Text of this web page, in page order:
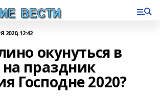
2020, 12:42
окунуться в
праздник
Господне 2020?